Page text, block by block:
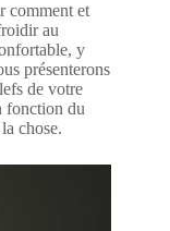
comment et
au
y
présenterons
de votre
fonction du
chose.